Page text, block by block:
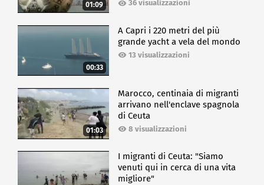
01:09 36 visualizzazioni
00:33
A Capri i 220 metri del più
grande yacht a vela del mondo
13 visualizzazioni
01:03
Marocco, centinaia di migranti
arrivano nell'enclave spagnola
di Ceuta
8 visualizzazioni
I migranti di Ceuta: "Siamo
venuti qui in cerca di una vita
migliore"